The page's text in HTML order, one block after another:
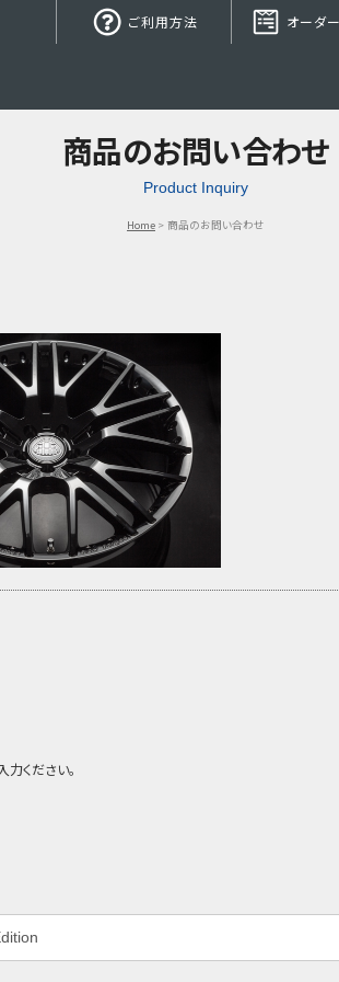
ご利用方法 オーダ
商品のお問い合わせ
Product Inquiry
Home 商品のお問い合わせ
ください。